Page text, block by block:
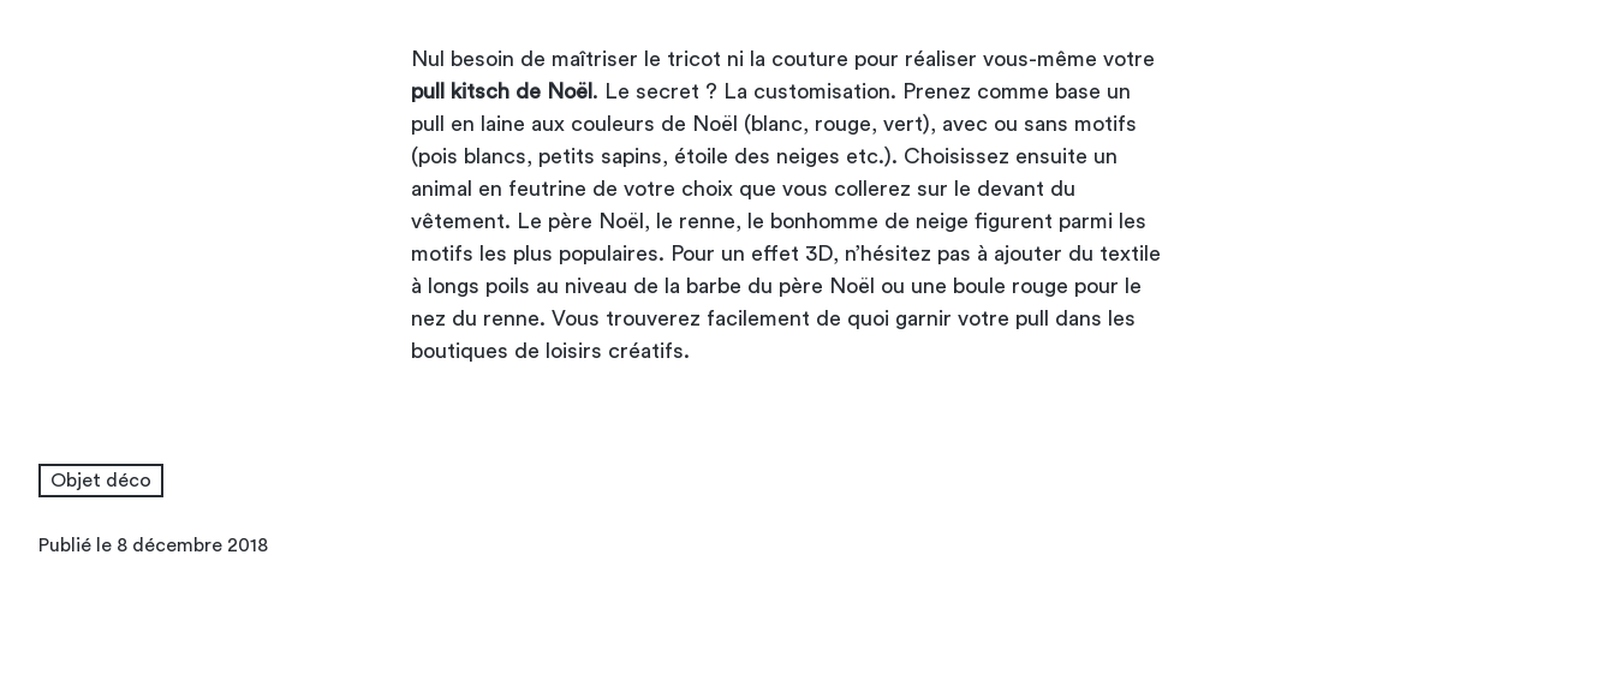
Nul besoin de maîtriser le tricot ni la couture pour réaliser vous-même votre
pull kitsch de Noël . Le secret ? La customisation. Prenez comme base un
pull en laine aux couleurs de Noël (blanc, rouge, vert), avec ou sans motifs
(pois blancs, petits sapins, étoile des neiges etc.). Choisissez ensuite un
animal en feutrine de votre choix que vous collerez sur le devant du
vêtement. Le père Noël, le renne, le bonhomme de neige figurent parmi les
motifs les plus populaires. Pour un effet 3D, n’hésitez pas à ajouter du textile
à longs poils au niveau de la barbe du père Noël ou une boule rouge pour le
nez du renne. Vous trouverez facilement de quoi garnir votre pull dans les
boutiques de loisirs créatifs.
Objet déco
Publié le 8 décembre 2018